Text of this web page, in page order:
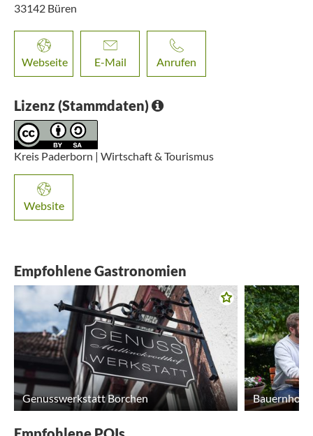
33142 Büren
Webseite E-Mail Anrufen
Lizenz (Stammdaten)
Kreis Paderborn | Wirtschaft & Tourismus
Website
Empfohlene Gastronomien
Genusswerkstatt Borchen